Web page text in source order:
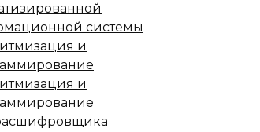
системы
и
и